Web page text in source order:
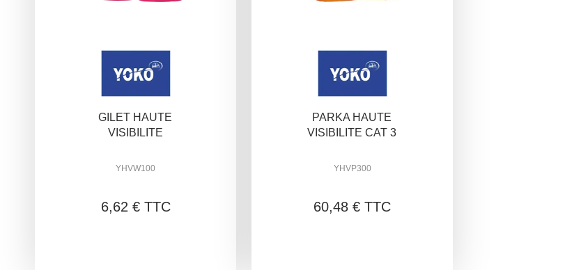
GILET HAUTE
VISIBILITE
YHVW100
6,62 € TTC
PARKA HAUTE
VISIBILITE CAT 3
YHVP300
60,48 € TTC